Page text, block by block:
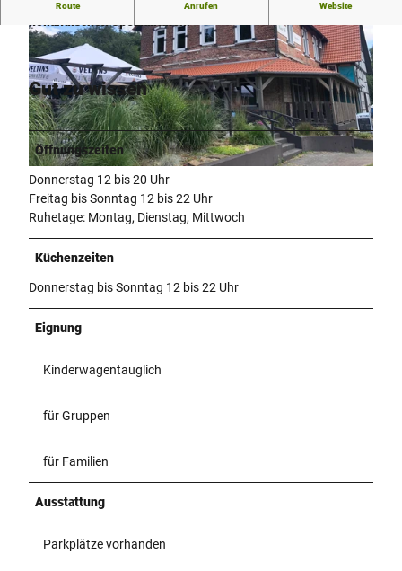
© Lippe Tourismus & Marketing GmbH |CC-BY-SA
© Lippe Tourismus & Marketing GmbH |
Route Anrufen Website
Gut zu wissen
Öffnungszeiten
Donnerstag 12 bis 20 Uhr
Freitag bis Sonntag 12 bis 22 Uhr
Ruhetage: Montag, Dienstag, Mittwoch
Küchenzeiten
Donnerstag bis Sonntag 12 bis 22 Uhr
Eignung
Kinderwagentauglich
für Gruppen
für Familien
Ausstattung
Parkplätze vorhanden